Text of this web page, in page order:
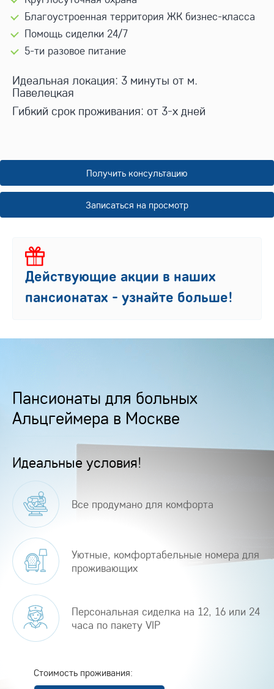
Благоустроенная территория ЖК бизнес-класса
Помощь сиделки 24/7
5-ти разовое питание
Идеальная локация: 3 минуты от м.
Павелецкая
Гибкий срок проживания: от 3-х дней
Получить консультацию
Записаться на просмотр
Действующие акции в наших
пансионатах - узнайте больше!
Пансионаты для больных
Альцгеймера в Москве
Идеальные условия!
Все продумано для комфорта
Уютные, комфортабельные номера для
проживающих
Персональная сиделка на 12, 16 или 24
часа по пакету VIP
Стоимость проживания: